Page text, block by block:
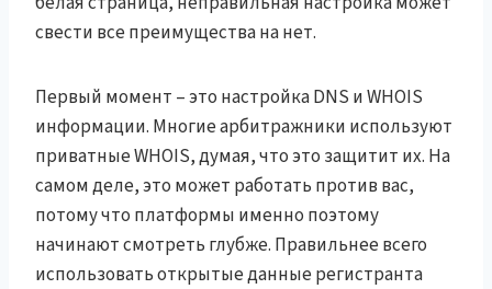
свести все преимущества на нет.
Первый момент – это настройка DNS и WHOIS
информации. Многие арбитражники используют
приватные WHOIS, думая, что это защитит их. На
самом деле, это может работать против вас,
потому что платформы именно поэтому
начинают смотреть глубже. Правильнее всего
использовать открытые данные регистранта